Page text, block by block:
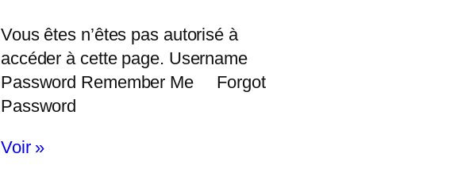
Vous êtes n’êtes pas autorisé à
accéder à cette page. Username
Password Remember Me Forgot
Password
Voir »